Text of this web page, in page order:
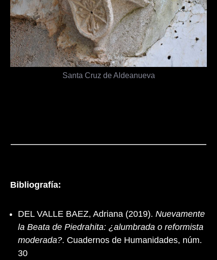
Santa Cruz de Aldeanueva
Bibliografía:
DEL VALLE BAEZ, Adriana (2019). Nuevamente
la Beata de Piedrahita: ¿alumbrada o reformista
moderada?. Cuadernos de Humanidades, núm.
30